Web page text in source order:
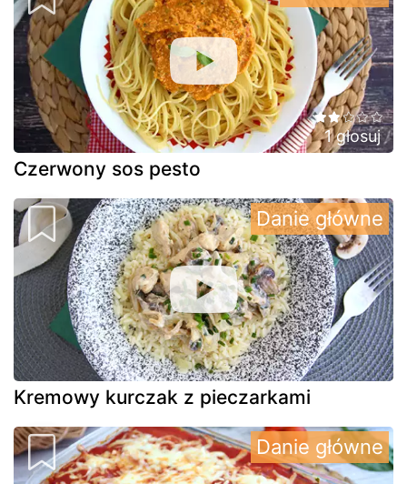
1 głosuj
Czerwony sos pesto
Kremowy kurczak z pieczarkami
Danie główne
Danie główne